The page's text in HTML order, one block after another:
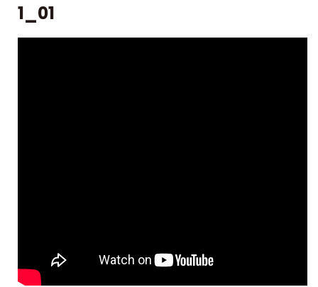
1_01